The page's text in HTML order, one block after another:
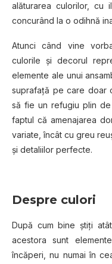
alăturarea culorilor, cu
concurând la o odihnă
Atunci când vine
culorile și decorul
elemente ale unui
suprafață pe care doar
să fie un refugiu plin
faptul că amenajarea
variate, încât cu greu
și detaliilor perfecte.
Despre culori
După cum bine știți
acestora sunt
încăperi, nu numai în